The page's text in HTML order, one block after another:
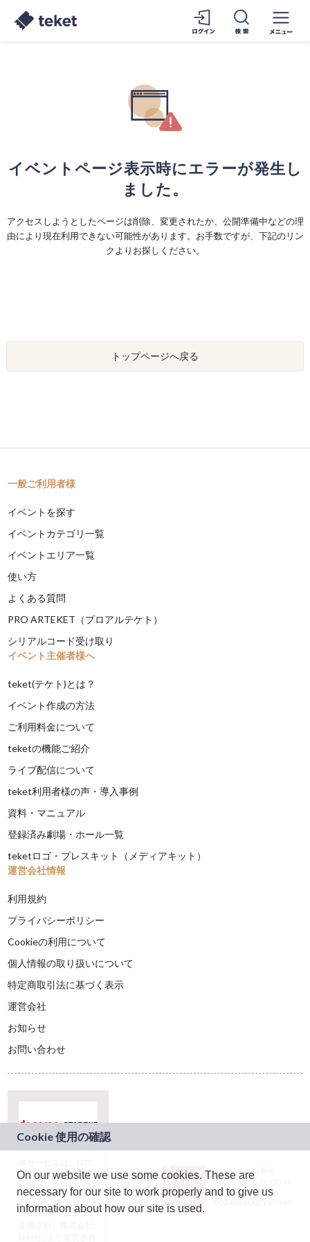
イベントページ表示時にエラーが発生し
ました。
アクセスしようとしたページは削除、変更されたか、公開準備中などの理
由により現在利用できない可能性があります。お手数ですが、下記のリン
クよりお探しください。
トップページへ戻る
一般ご利用者様
イベントを探す
イベントカテゴリ一覧
イベントエリア一覧
使い方
よくある質問
PRO ARTEKET（プロアルテケト）
シリアルコード受け取り
イベント主催者様へ
teket(テケト)とは？
イベント作成の方法
ご利用料金について
teketの機能ご紹介
ライブ配信について
teket利用者様の声・導入事例
資料・マニュアル
登録済み劇場・ホール一覧
teketロゴ・プレスキット（メディアキット）
運営会社情報
利用規約
プライバシーポリシー
Cookieの利用について
個人情報の取り扱いについて
特定商取引法に基づく表示
運営会社
お知らせ
お問い合わせ
ドコモグループの新
規事業創出プログラ
ム「docomo
STARTUP」を通じて
JASRAC許諾番号：
9024936001Y45037
JASRAC許諾番号：
On our website we use some cookies. These are
necessary for our site to work properly and to give us
information about how our site is used.